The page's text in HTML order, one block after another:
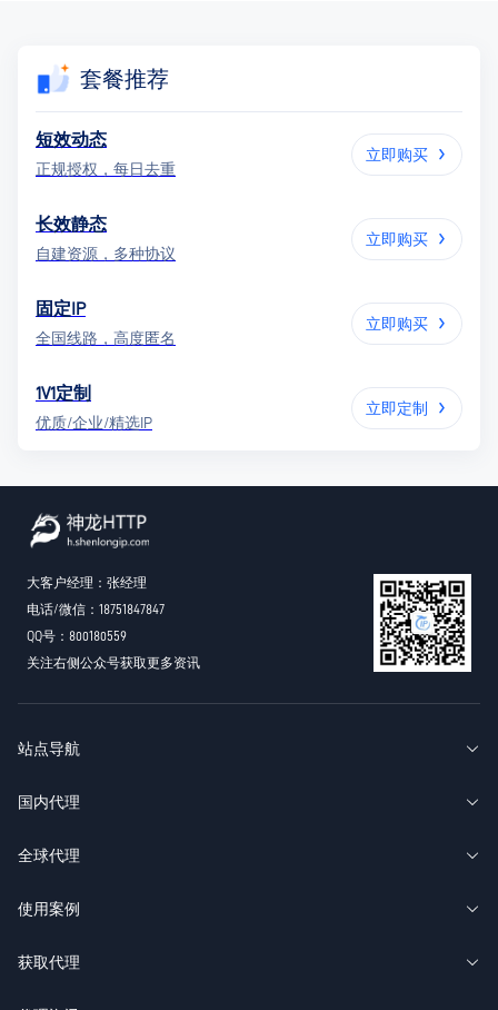
套餐推荐
短效动态
正规授权，每日去重
立即购买
长效静态
自建资源，多种协议
立即购买
固定IP
全国线路，高度匿名
立即购买
1V1定制
优质/企业/精选IP
立即定制
大客户经理：张经理
电话/微信：18751847847
QQ号：800180559
关注右侧公众号获取更多资讯
站点导航
国内代理
全球代理
使用案例
获取代理